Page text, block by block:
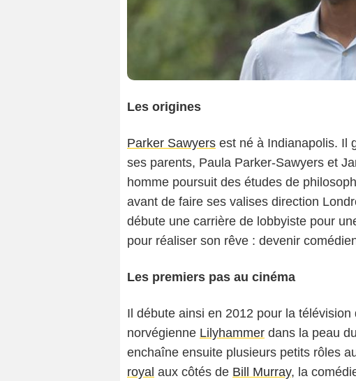
Les origines
Parker Sawyers est né à Indianapolis. Il
ses parents, Paula Parker-Sawyers et
homme poursuit des études de
avant de faire ses valises direction
débute une carrière de lobbyiste pour
pour réaliser son rêve : devenir
Les premiers pas au cinéma
Il débute ainsi en 2012 pour la
norvégienne Lilyhammer dans la peau
enchaîne ensuite plusieurs petits rôles
royal aux côtés de Bill Murray, la